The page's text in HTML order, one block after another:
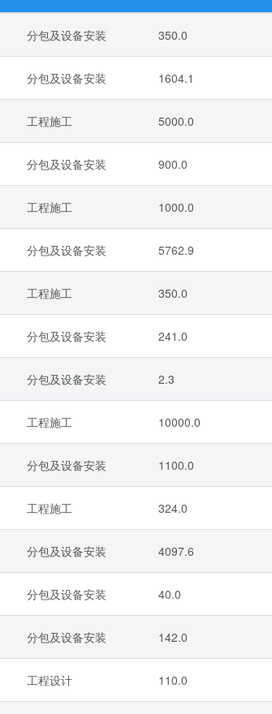
分包及设备安装 350.0
分包及设备安装 1604.1
工程施工 5000.0
分包及设备安装 900.0
工程施工 1000.0
分包及设备安装 5762.9
工程施工 350.0
分包及设备安装 241.0
分包及设备安装 2.3
工程施工 10000.0
分包及设备安装 1100.0
工程施工 324.0
分包及设备安装 4097.6
分包及设备安装 40.0
分包及设备安装 142.0
工程设计 110.0